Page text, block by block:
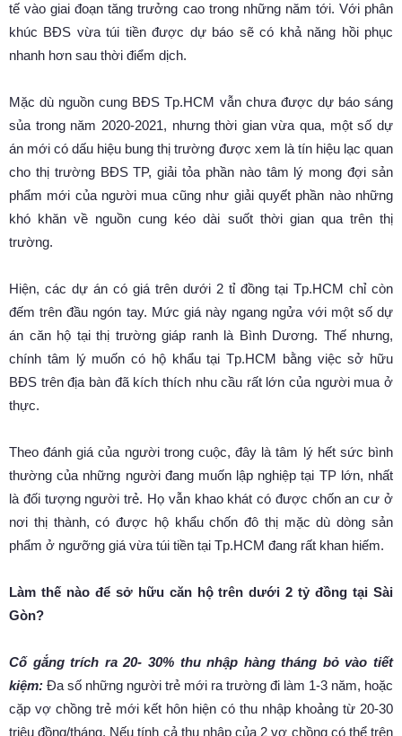
tế vào giai đoạn tăng trưởng cao trong những năm tới. Với phân
khúc BĐS vừa túi tiền được dự báo sẽ có khả năng hồi phục
nhanh hơn sau thời điểm dịch.
Mặc dù nguồn cung BĐS Tp.HCM vẫn chưa được dự báo sáng
sủa trong năm 2020-2021, nhưng thời gian vừa qua, một số dự
án mới có dấu hiệu bung thị trường được xem là tín hiệu lạc quan
cho thị trường BĐS TP, giải tỏa phần nào tâm lý mong đợi sản
phẩm mới của người mua cũng như giải quyết phần nào những
khó khăn về nguồn cung kéo dài suốt thời gian qua trên thị
trường.
Hiện, các dự án có giá trên dưới 2 tỉ đồng tại Tp.HCM chỉ còn
đếm trên đầu ngón tay. Mức giá này ngang ngửa với một số dự
án căn hộ tại thị trường giáp ranh là Bình Dương. Thế nhưng,
chính tâm lý muốn có hộ khẩu tại Tp.HCM bằng việc sở hữu
BĐS trên địa bàn đã kích thích nhu cầu rất lớn của người mua ở
thực.
Theo đánh giá của người trong cuộc, đây là tâm lý hết sức bình
thường của những người đang muốn lập nghiệp tại TP lớn, nhất
là đối tượng người trẻ. Họ vẫn khao khát có được chốn an cư ở
nơi thị thành, có được hộ khẩu chốn đô thị mặc dù dòng sản
phẩm ở ngưỡng giá vừa túi tiền tại Tp.HCM đang rất khan hiếm.
Làm thế nào để sở hữu căn hộ trên dưới 2 tỷ đồng tại Sài
Gòn?
Cố gắng trích ra 20- 30% thu nhập hàng tháng bỏ vào tiết
kiệm: Đa số những người trẻ mới ra trường đi làm 1-3 năm, hoặc
cặp vợ chồng trẻ mới kết hôn hiện có thu nhập khoảng từ 20-30
triệu đồng/tháng. Nếu tính cả thu nhập của 2 vợ chồng có thể trên